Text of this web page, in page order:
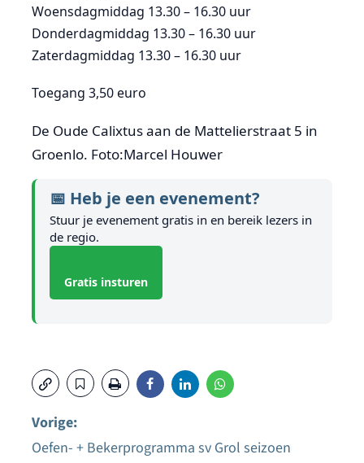
Woensdagmiddag 13.30 – 16.30 uur
Donderdagmiddag 13.30 – 16.30 uur
Zaterdagmiddag 13.30 – 16.30 uur
Toegang 3,50 euro
De Oude Calixtus aan de Mattelierstraat 5 in
Groenlo. Foto:Marcel Houwer
📅 Heb je een evenement?
Stuur je evenement gratis in en bereik lezers in
de regio.
Gratis insturen
Vorige:
Oefen- + Bekerprogramma sv Grol seizoen